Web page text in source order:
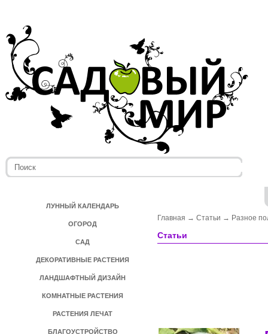
ЛУННЫЙ КАЛЕНДАРЬ
ОГОРОД
САД
ДЕКОРАТИВНЫЕ РАСТЕНИЯ
ЛАНДШАФТНЫЙ ДИЗАЙН
КОМНАТНЫЕ РАСТЕНИЯ
РАСТЕНИЯ ЛЕЧАТ
БЛАГОУСТРОЙСТВО
Главная → Статьи → Разное
Статьи